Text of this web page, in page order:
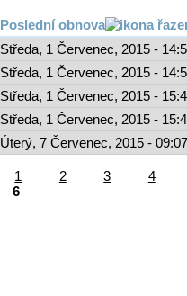
Poslední obnova
Středa, 1 Červenec, 2015 -
Středa, 1 Červenec, 2015 -
Středa, 1 Červenec, 2015 -
Středa, 1 Červenec, 2015 -
Úterý, 7 Červenec, 2015 - 09:07
1 2 3
4
6